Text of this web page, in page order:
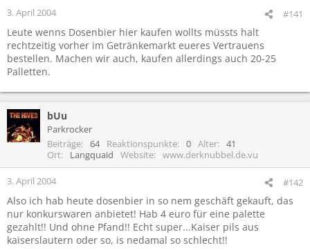
3. April 2004 #141
Leute wenns Dosenbier hier kaufen wollts müssts halt
rechtzeitig vorher im Getränkemarkt eueres Vertrauens
bestellen. Machen wir auch, kaufen allerdings auch 20-25
Palletten.
bUu
Parkrocker
Beiträge
64 Reaktionspunkte 0 Alter
41
Ort
Langquaid Website www.derknubbel.de.vu
3. April 2004 #142
Also ich hab heute dosenbier in so nem geschäft gekauft, das
nur konkurswaren anbietet! Hab 4 euro für eine palette
gezahlt!! Und ohne Pfand!! Echt super...Kaiser pils aus
kaiserslautern oder so, is nedamal so schlecht!!